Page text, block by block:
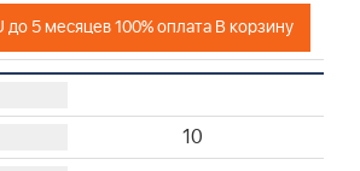
до 5 месяцев 100% оплата В корзину
10